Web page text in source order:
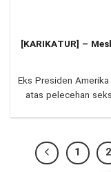
[KARIKATUR] –
Eks Presiden
atas pelecehan
1 2